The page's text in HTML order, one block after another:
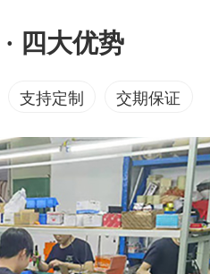
· 四大优势
支持定制 交期保证